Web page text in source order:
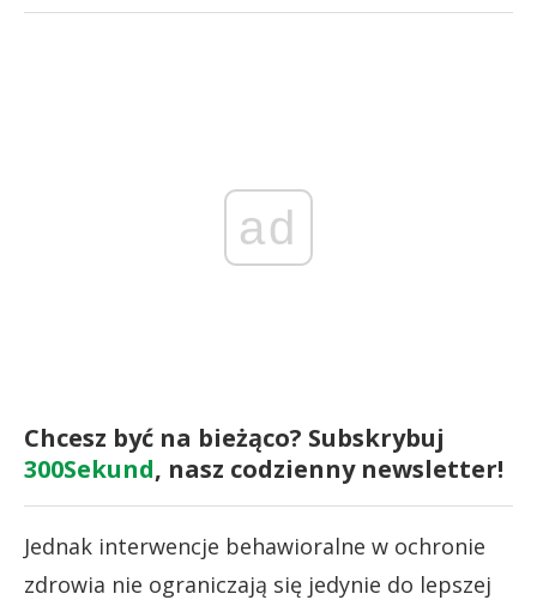
ad
Chcesz być na bieżąco? Subskrybuj
300Sekund, nasz codzienny newsletter!
Jednak interwencje behawioralne w ochronie
zdrowia nie ograniczają się jedynie do lepszej